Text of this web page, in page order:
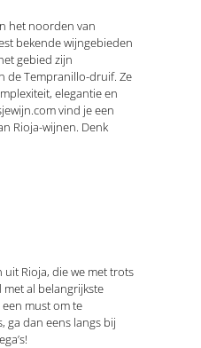
het noorden van
bekende wijngebieden
gebied zijn
de Tempranillo-druif. Ze
elegantie en
vind je een
Rioja-wijnen. Denk
Rioja, die we met trots
al belangrijkste
must om te
ga dan eens langs bij